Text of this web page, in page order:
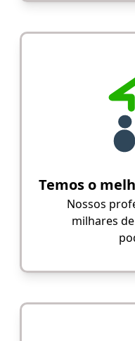
Temos o
Nossos
milhares